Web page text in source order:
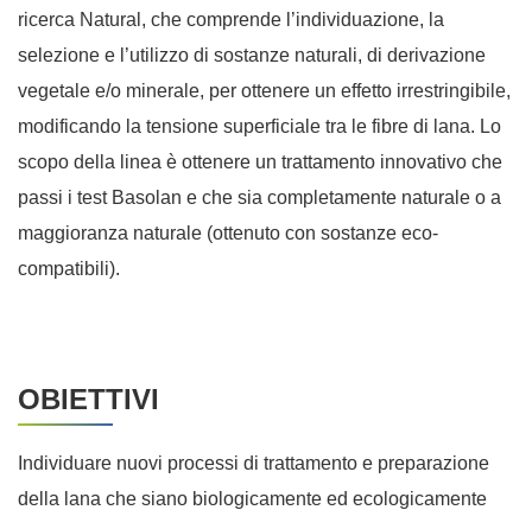
ricerca Natural, che comprende l’individuazione, la
selezione e l’utilizzo di sostanze naturali, di derivazione
vegetale e/o minerale, per ottenere un effetto irrestringibile,
modificando la tensione superficiale tra le fibre di lana. Lo
scopo della linea è ottenere un trattamento innovativo che
passi i test Basolan e che sia completamente naturale o a
maggioranza naturale (ottenuto con sostanze eco-
compatibili).
OBIETTIVI
Individuare nuovi processi di trattamento e preparazione
della lana che siano biologicamente ed ecologicamente